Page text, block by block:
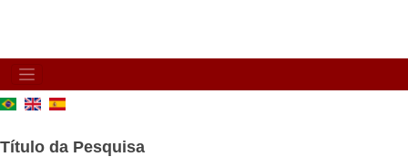
MAIN
NAVIGATION
Título da Pesquisa